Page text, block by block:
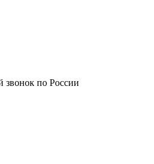
звонок по России